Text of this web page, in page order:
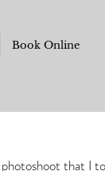
Book Online
that I